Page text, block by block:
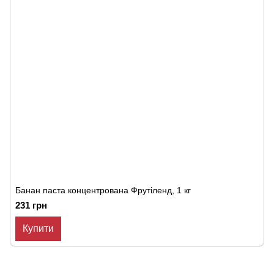
Банан паста концентрована Фрутіленд, 1 кг
231 грн
Купити